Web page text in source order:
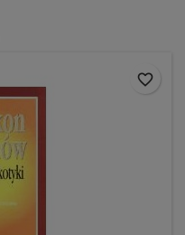
favorite_border